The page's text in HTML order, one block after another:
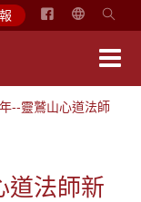
简
--靈鷲山心道法師
道法師新